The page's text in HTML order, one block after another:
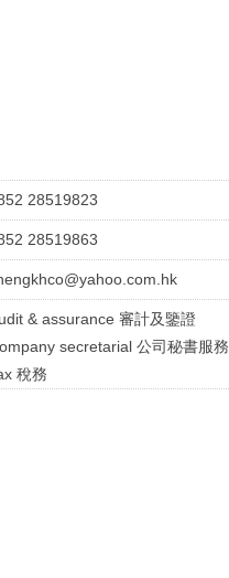
28519823
28519863
& assurance 審計及鑒證
secretarial 公司秘書服務
稅務